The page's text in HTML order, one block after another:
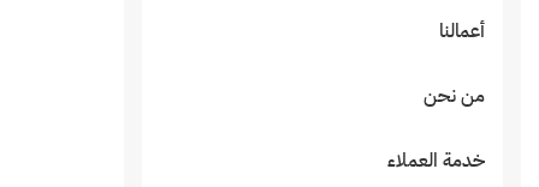
أعمالنا
من نحن
خدمة العملاء